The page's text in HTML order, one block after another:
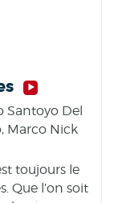
Santoyo Del
Marco Nick
toujours le
Que l’on soit